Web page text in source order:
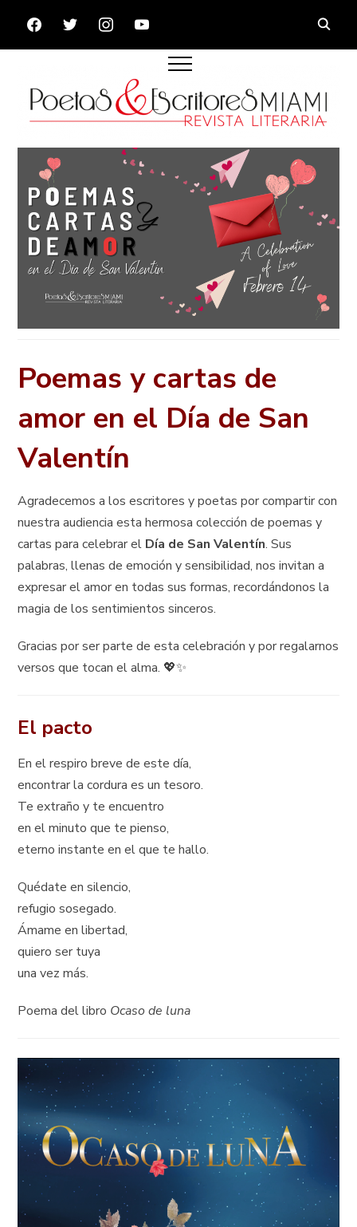
FACEBOOKTWITTERINSTAGRAMYOUTUBE
Poemas y cartas de
amor en el Día de San
Valentín
Agradecemos a los escritores y poetas por compartir con
nuestra audiencia esta hermosa colección de poemas y
cartas para celebrar el Día de San Valentín. Sus
palabras, llenas de emoción y sensibilidad, nos invitan a
expresar el amor en todas sus formas, recordándonos la
magia de los sentimientos sinceros.
Gracias por ser parte de esta celebración y por regalarnos
versos que tocan el alma. 💖✨
El pacto
En el respiro breve de este día,
encontrar la cordura es un tesoro.
Te extraño y te encuentro
en el minuto que te pienso,
eterno instante en el que te hallo.
Quédate en silencio,
refugio sosegado.
Ámame en libertad,
quiero ser tuya
una vez más.
Poema del libro Ocaso de luna